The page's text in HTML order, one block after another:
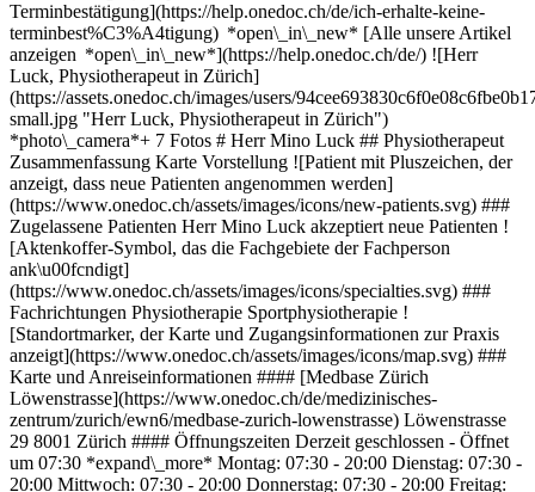
Terminbestätigung](https://help.onedoc.ch/de/ich-erhalte-keine-
terminbest%C3%A4tigung) *open\_in\_new* [Alle unsere Artikel
anzeigen *open\_in\_new*](https://help.onedoc.ch/de/) ![Herr
Luck, Physiotherapeut in Zürich]
(https://assets.onedoc.ch/images/users/
small.jpg "Herr Luck, Physiotherapeut in Zürich")
*photo\_camera*+ 7 Fotos # Herr Mino Luck ## Physiotherapeut
Zusammenfassung Karte Vorstellung ![Patient mit Pluszeichen, der
anzeigt, dass neue Patienten angenommen werden]
(https://www.onedoc.ch/assets/images/icons/new-patients.svg) ###
Zugelassene Patienten Herr Mino Luck akzeptiert neue Patienten !
[Aktenkoffer-Symbol, das die Fachgebiete der Fachperson
ank\u00fcndigt]
(https://www.onedoc.ch/assets/images/icons/specialties.svg) ###
Fachrichtungen Physiotherapie Sportphysiotherapie !
[Standortmarker, der Karte und Zugangsinformationen zur Praxis
anzeigt](https://www.onedoc.ch/assets/images/icons/map.svg) ###
Karte und Anreiseinformationen #### [Medbase Zürich
Löwenstrasse](https://www.onedoc.ch/de/medizinisches-
zentrum/zurich/ewn6/medbase-zurich-lowenstrasse) Löwenstrasse
29 8001 Zürich #### Öffnungszeiten Derzeit geschlossen - Öffnet
um 07:30 *expand\_more* Montag: 07:30 - 20:00 Dienstag: 07:30 -
20:00 Mittwoch: 07:30 - 20:00 Donnerstag: 07:30 - 20:00 Freitag: